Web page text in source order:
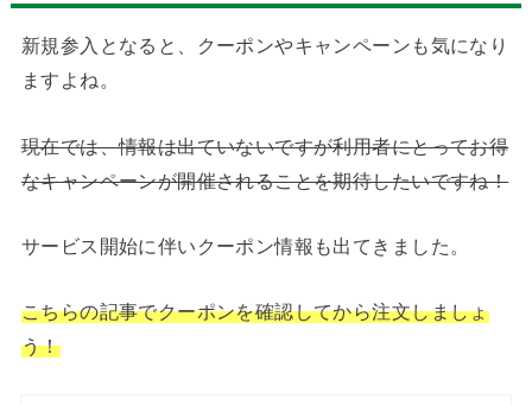
新規参入となると、クーポンやキャンペーンも気になり
ますよね。
現在では、情報は出ていないですが利用者にとってお得
なキャンペーンが開催されることを期待したいですね！
サービス開始に伴いクーポン情報も出てきました。
こちらの記事でクーポンを確認してから注文しましょ
う！